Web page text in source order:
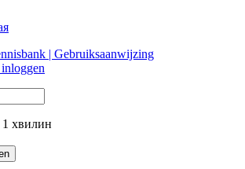
| Gebruiksaanwijzing
хвилин